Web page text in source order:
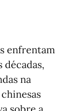
enfrentam
na